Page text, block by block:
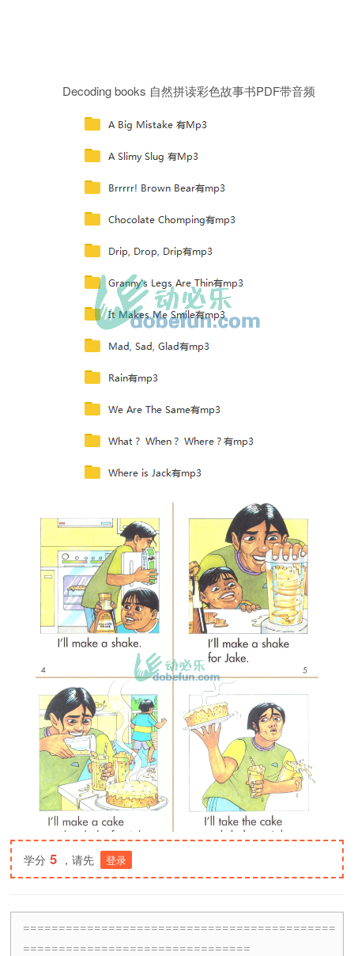
Decoding books 自然拼读彩色故事书PDF带音频
学分 5 ，请先 登录
============================================
================================